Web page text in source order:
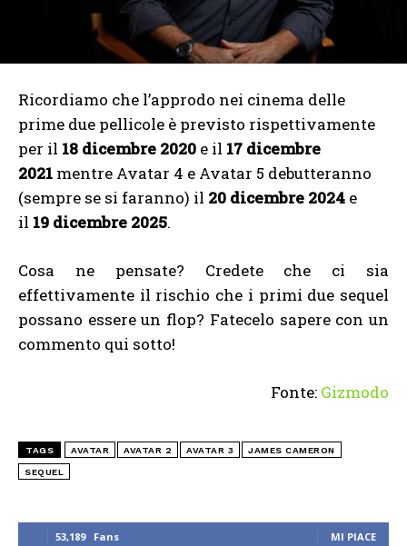
53,189 Fans MI PIACE
Ricordiamo che l’approdo nei cinema delle
prime due pellicole è previsto rispettivamente
per il 18 dicembre 2020 e il 17 dicembre
2021 mentre Avatar 4 e Avatar 5 debutteranno
(sempre se si faranno) il 20 dicembre 2024 e
il 19 dicembre 2025.
Cosa ne pensate? Credete che ci sia
effettivamente il rischio che i primi due sequel
possano essere un flop? Fatecelo sapere con un
commento qui sotto!
Fonte: Gizmodo
TAGS AVATAR AVATAR 2 AVATAR 3 JAMES CAMERON
SEQUEL